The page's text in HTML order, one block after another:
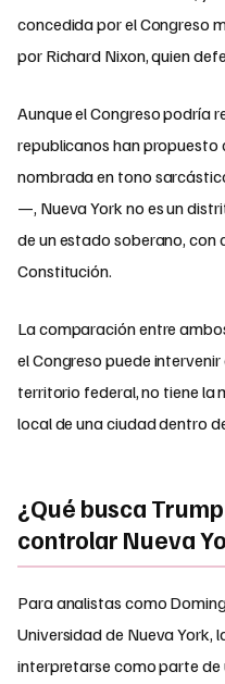
concedida por el Congreso
por Richard Nixon, quien
Aunque el Congreso podría
republicanos han propuesto
nombrada en tono
—, Nueva York no es un
de un estado soberano,
Constitución.
La comparación entre
el Congreso puede
territorio federal, no tiene la
local de una ciudad dentro
¿Qué busca
controlar Nueva
Para analistas como
Universidad de Nueva York,
interpretarse como parte